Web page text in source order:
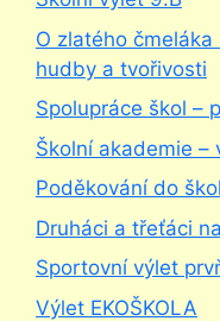
O zlatého
hudby a tvořivosti
Spolupráce škol –
Školní akademie –
Poděkování do
Druháci a třeťáci
Sportovní výlet
Výlet EKOŠKOLA